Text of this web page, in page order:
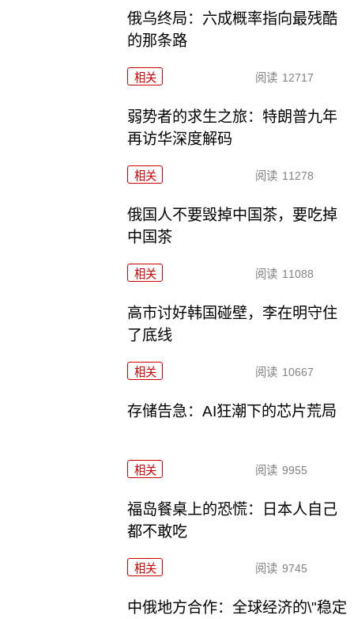
俄乌终局：六成概率指向最残酷
的那条路
相关 阅读 12717
弱势者的求生之旅：特朗普九年
再访华深度解码
相关 阅读 11278
俄国人不要毁掉中国茶，要吃掉
中国茶
相关 阅读 11088
高市讨好韩国碰壁，李在明守住
了底线
相关 阅读 10667
存储告急：AI狂潮下的芯片荒局
相关 阅读 9955
福岛餐桌上的恐慌：日本人自己
都不敢吃
相关 阅读 9745
中俄地方合作：全球经济的\"稳定